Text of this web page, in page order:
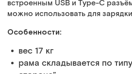
встроенным USB и Type-C
можно использовать для
Особенности:
вес 17 кг
рама складывается по